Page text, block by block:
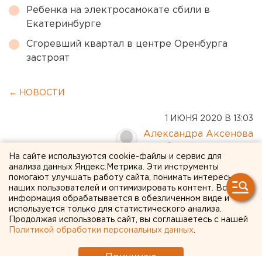
Ребенка на электросамокате сбили в
Екатеринбурге
Сгоревший квартал в центре Оренбурга
застроят
← НОВОСТИ
1 ИЮНЯ 2020 В 13:03
Александра Аксенова
Николай Коляда: «Когда я
понял, что государство на
нас плюнуло, я подумал:
«Ну и мы на вас плюем»
На сайте используются cookie-файлы и сервис для
анализа данных Яндекс.Метрика. Эти инструменты
помогают улучшать работу сайта, понимать интересы
наших пользователей и оптимизировать контент. Вся
информация обрабатывается в обезличенном виде и
используется только для статистического анализа.
Продолжая использовать сайт, вы соглашаетесь с нашей
Политикой обработки персональных данных